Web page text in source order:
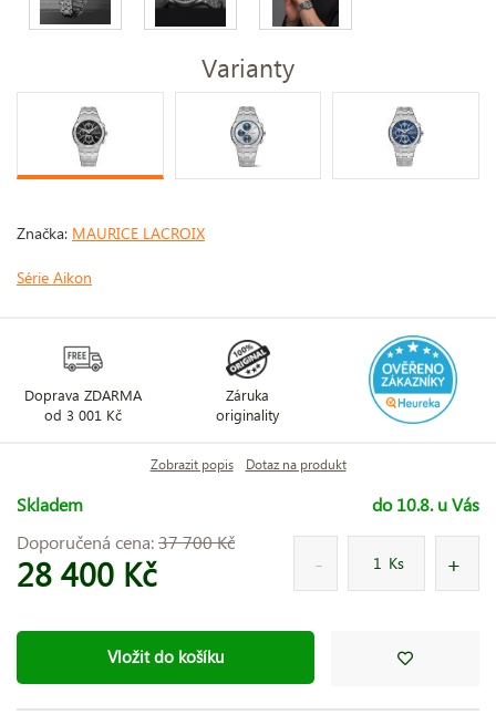
Varianty
Značka: MAURICE LACROIX
Série Aikon
Doprava ZDARMA
od 3 001 Kč
Záruka
originality
Zobrazit popis Dotaz na produkt
Skladem
do 10.8. u Vás
Doporučená cena:37 700 Kč
28 400 Kč Ks
Vložit do košíku